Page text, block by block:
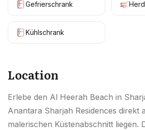
Gefrierschrank Herd
Kühlschrank
Location
Erlebe den Al Heerah Beach in
Anantara Sharjah Residences direkt
malerischen Küstenabschnitt liegen.